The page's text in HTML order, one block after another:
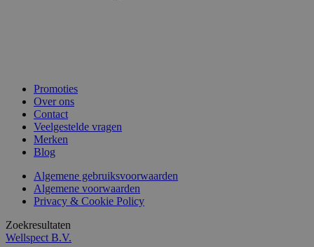
Promoties
Over ons
Contact
Veelgestelde vragen
Merken
Blog
Algemene gebruiksvoorwaarden
Algemene voorwaarden
Privacy & Cookie Policy
Zoekresultaten
Wellspect B.V.